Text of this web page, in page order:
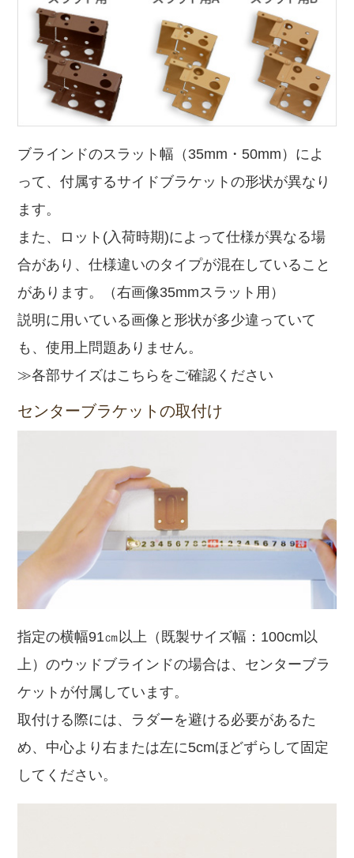
ブラインドのスラット幅（35mm・50mm）によ
って、付属するサイドブラケットの形状が異なり
ます。
また、ロット(入荷時期)によって仕様が異なる場
合があり、仕様違いのタイプが混在していること
があります。（右画像35mmスラット用）
説明に用いている画像と形状が多少違っていて
も、使用上問題ありません。
≫各部サイズはこちらをご確認ください
センターブラケットの取付け
指定の横幅91㎝以上（既製サイズ幅：100cm以
上）のウッドブラインドの場合は、センターブラ
ケットが付属しています。
取付ける際には、ラダーを避ける必要があるた
め、中心より右または左に5cmほどずらして固定
してください。